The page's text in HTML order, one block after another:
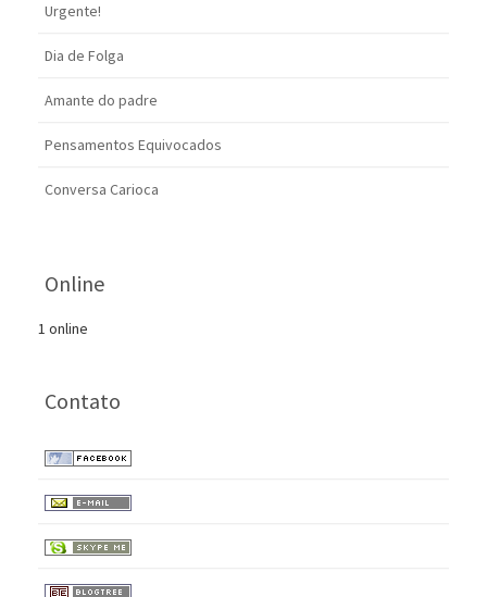
Urgente!
Dia de Folga
Amante do padre
Pensamentos Equivocados
Conversa Carioca
Online
1 online
Contato